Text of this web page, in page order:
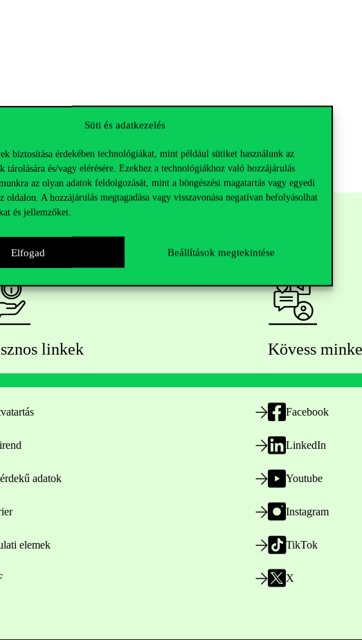
Süti és adatkezelés
biztosítása érdekében technológiákat, mint például sütiket használunk az
tárolására és/vagy elérésére. Ezekhez a technológiákhoz való hozzájárulás
az olyan adatok feldolgozását, mint a böngészési magatartás vagy egyedi
oldalon. A hozzájárulás megtagadása vagy visszavonása negatívan befolyásolhat
és jellemzőket.
Elfogad Beállítások megtekintése
linkek
adatok
elemek
Kövess
Facebook
LinkedIn
Youtube
Instagram
TikTok
X